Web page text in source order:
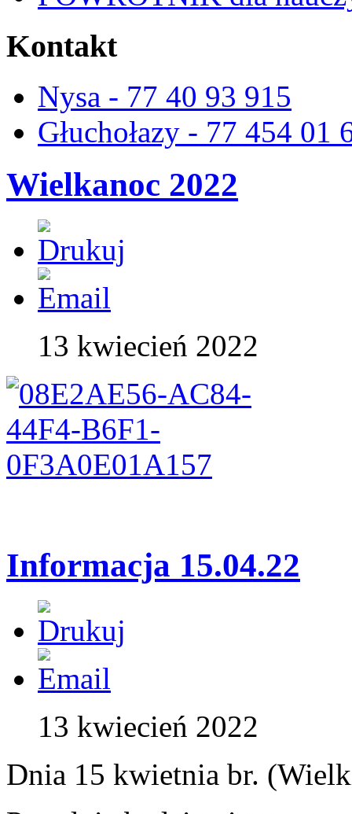
Kontakt
Nysa - 77 40 93 915
Głuchołazy - 77 454 01
Wielkanoc 2022
13 kwiecień 2022
Informacja 15.04.22
13 kwiecień 2022
Dnia 15 kwietnia br.